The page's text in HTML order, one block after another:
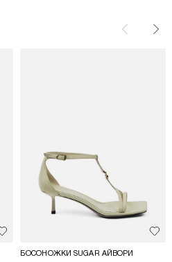
Назад
Добавить в избранное
БОСОНОЖКИ SUGAR АЙВОРИ